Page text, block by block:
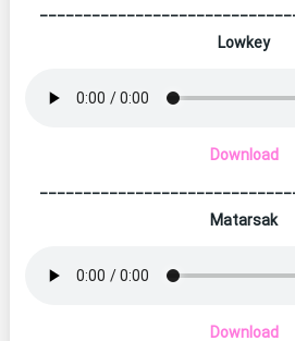
Lowkey
Download
Matarsak
Download